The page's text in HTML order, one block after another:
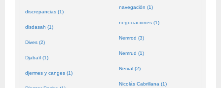
discrepancias (1)
disdasah (1)
Dives (2)
Djabaïl (1)
djermes y canges (1)
navegación (1)
negociaciones (1)
Nemrod (3)
Nemrud (1)
Nerval (2)
Nicolás Cabrillana (1)